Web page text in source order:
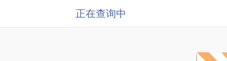
正在查询中